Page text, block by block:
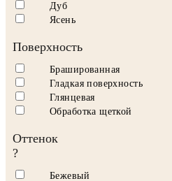
Дуб
Ясень
Поверхность
Брашированная
Гладкая поверхность
Глянцевая
Обработка щеткой
Оттенок
?
Бежевый